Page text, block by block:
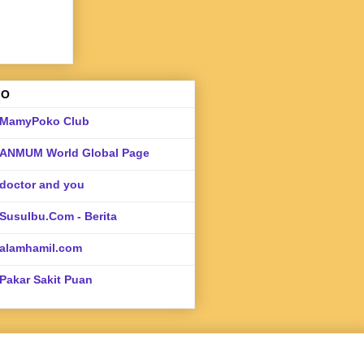
MamyPoko Club
ANMUM World Global Page
doctor and you
SusuIbu.Com - Berita
alamhamil.com
Pakar Sakit Puan